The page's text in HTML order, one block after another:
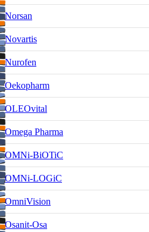
Norsan
Novartis
Nurofen
Oekopharm
OLEOvital
Omega Pharma
OMNi-BiOTiC
OMNi-LOGiC
OmniVision
Osanit-Osa